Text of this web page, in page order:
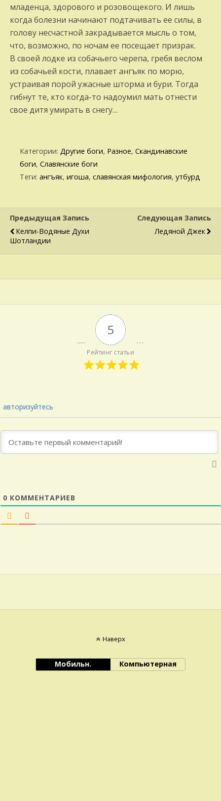
младенца, здорового и розовощекого. И лишь
когда болезни начинают подтачивать ее силы, в
голову несчастной закрадывается мысль о том,
что, возможно, по ночам ее посещает призрак.
В своей лодке из собачьего черепа, гребя веслом
из собачьей кости, плавает ангъяк по морю,
устраивая порой ужасные шторма и бури. Тогда
гибнут те, кто когда-то надоумил мать отнести
свое дитя умирать в снегу…
Категории: Другие боги, Разное, Скандинавские
боги, Славянские боги
Теги: ангъяк, игоша, славянская мифология, утбурд
Предыдущая Запись
Келпи-Водяные Духи
Шотландии
Следующая Запись
Ледяной Джек
5
Рейтинг статьи
авторизуйтесь
0 КОММЕНТАРИЕВ
Наверх
Мобильн. Компьютерная